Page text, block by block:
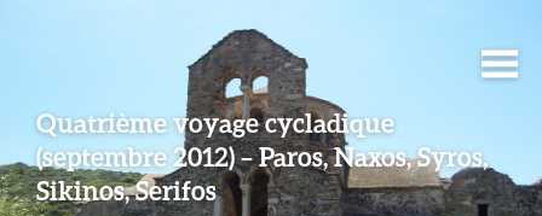
Quatrième voyage cycladique
(septembre 2012) – Paros, Naxos, Syros,
Sikinos, Serifos